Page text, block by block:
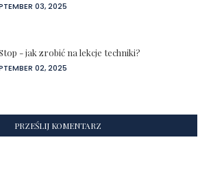
03, 2025
- jak zrobić na lekcje techniki?
02, 2025
PRZEŚLIJ KOMENTARZ